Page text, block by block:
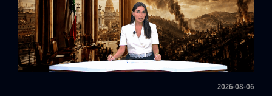
2026-08-06